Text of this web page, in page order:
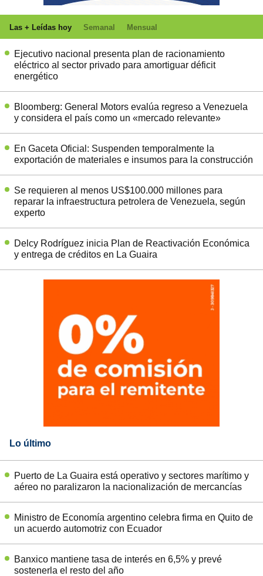
Las + Leídas hoy Semanal Mensual
Ejecutivo nacional presenta plan de racionamiento
eléctrico al sector privado para amortiguar déficit
energético
Bloomberg: General Motors evalúa regreso a Venezuela
y considera el país como un «mercado relevante»
En Gaceta Oficial: Suspenden temporalmente la
exportación de materiales e insumos para la construcción
Se requieren al menos US$100.000 millones para
reparar la infraestructura petrolera de Venezuela, según
experto
Delcy Rodríguez inicia Plan de Reactivación Económica
y entrega de créditos en La Guaira
Lo último
Puerto de La Guaira está operativo y sectores marítimo y
aéreo no paralizaron la nacionalización de mercancías
Ministro de Economía argentino celebra firma en Quito de
un acuerdo automotriz con Ecuador
Banxico mantiene tasa de interés en 6,5% y prevé
sostenerla el resto del año